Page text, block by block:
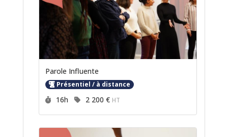
Parole Influente
Présentiel / à distance
Durée :
16h Prix :
2 200 € HT